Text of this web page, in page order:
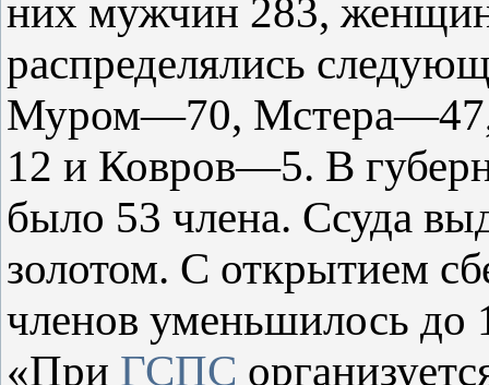
них мужчин 283,
распределялись
Муром—70,
12 и Ковров—5. В
было 53 члена. Ссуда
золотом. С открытием
членов уменьшилось до
«При ГСПС